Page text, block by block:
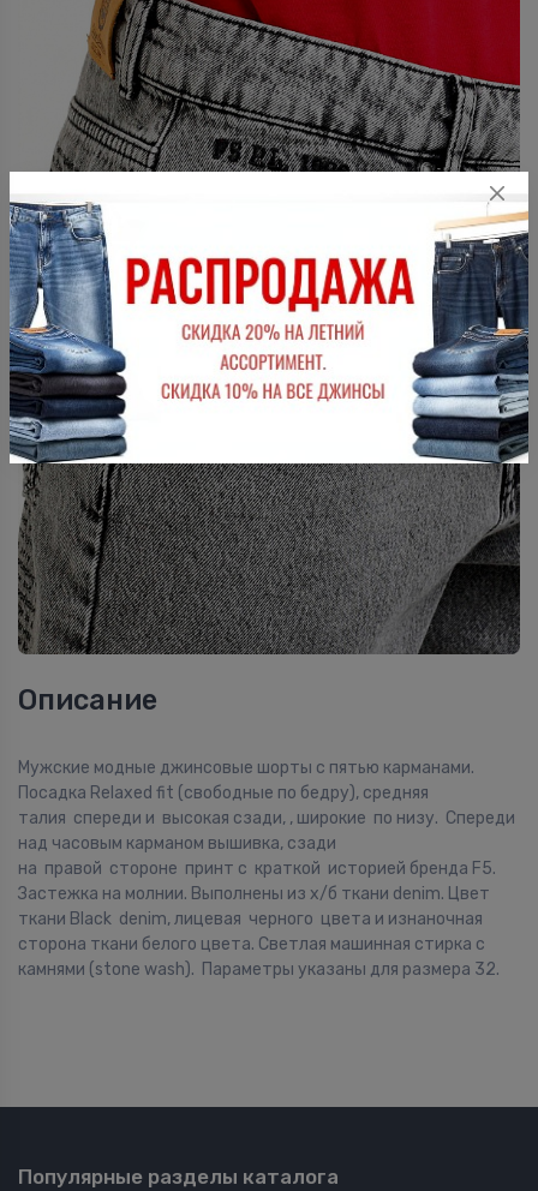
Описание
Мужские модные джинсовые шорты с пятью карманами.
Посадка Relaxed fit (свободные по бедру), средняя
талия спереди и высокая сзади, , широкие по низу. Спереди
над часовым карманом вышивка, сзади
на правой стороне принт с краткой историей бренда F5.
Застежка на молнии. Выполнены из x/б ткани denim. Цвет
ткани Black denim, лицевая черного цвета и изнаночная
сторона ткани белого цвета. Светлая машинная стирка с
камнями (stone wash). Параметры указаны для размера 32.
Популярные разделы каталога